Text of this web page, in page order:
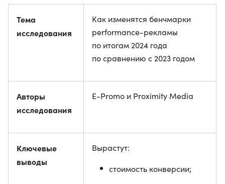
Тема
исследования
Как изменятся бенчмарки
performance-рекламы
по итогам 2024 года
по сравнению с 2023 годом
Авторы
исследования
E-Promo и Proximity Media
Ключевые
выводы
Вырастут:
стоимость конверсии;